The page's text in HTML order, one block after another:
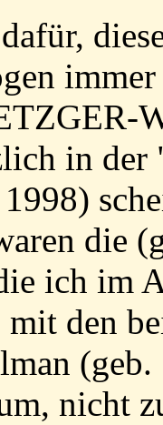
in
die
ich im
den
nicht